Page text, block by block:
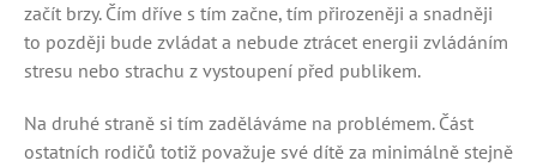
začít brzy. Čím dříve s tím začne, tím přirozeněji a snadněji
to později bude zvládat a nebude ztrácet energii zvládáním
stresu nebo strachu z vystoupení před publikem.
Na druhé straně si tím zaděláváme na problémem. Část
ostatních rodičů totiž považuje své dítě za minimálně stejně